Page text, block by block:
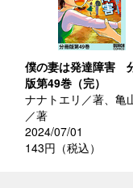
僕の妻は発達障害
版第49巻（完）
ナナトエリ／著、亀
／著
2024/07/01
143円（税込）